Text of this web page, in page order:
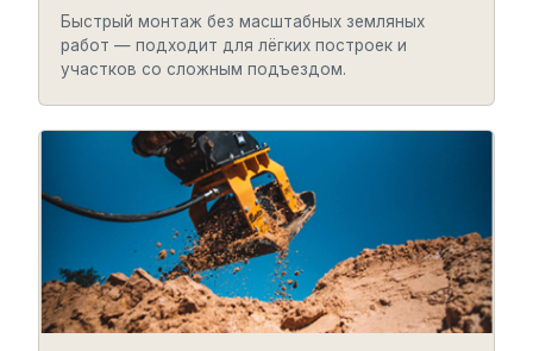
Быстрый монтаж без масштабных земляных
работ — подходит для лёгких построек и
участков со сложным подъездом.